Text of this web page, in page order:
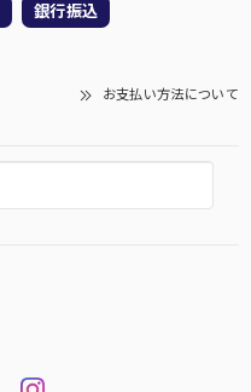
銀行振込
お支払い方法について